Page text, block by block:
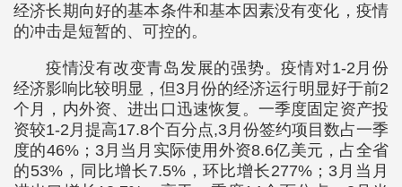
经济长期向好的基本条件和基本因素没有变化，疫情
的冲击是短暂的、可控的。
疫情没有改变青岛发展的强势。疫情对1-2月份
经济影响比较明显，但3月份的经济运行明显好于前2
个月，内外资、进出口迅速恢复。一季度固定资产投
资较1-2月提高17.8个百分点,3月份签约项目数占一季
度的46%；3月当月实际使用外资8.6亿美元，占全省
的53%，同比增长7.5%，环比增长277%；3月当月